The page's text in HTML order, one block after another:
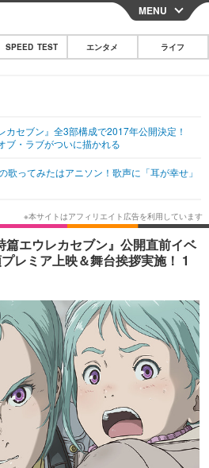
CLOSE
ガジェット・ツール
その他
韓国・芸能
スポーツ
その他
グルメ
ショッピング
MENU
SPEED TEST エンタメ ライフ
カセブン』全3部構成で2017年公開決定！
ブ・ラブがついに描かれる
歌ってみたはアニソン！歌声に「耳が幸せ」
エウレカセブン』公開直前イベ
レミア上映＆舞台挨拶実施！ 1